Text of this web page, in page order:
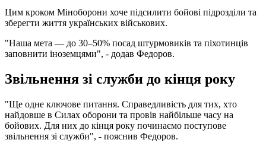
Цим кроком Міноборони хоче підсилити бойові підрозділи та
зберегти життя українських військових.
"Наша мета — до 30–50% посад штурмовиків та піхотинців
заповнити іноземцями", - додав Федоров.
Звільнення зі служби до кінця року
⁠"Ще одне ключове питання. Справедливість для тих, хто
найдовше в Силах оборони та провів найбільше часу на
бойових. Для них до кінця року починаємо поступове
звільнення зі служби", - пояснив Федоров.